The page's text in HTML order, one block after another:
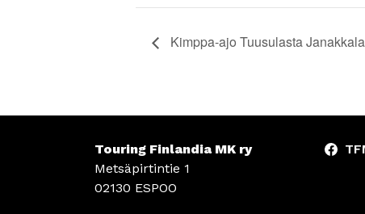
Kimppa-ajo Tuusulasta
Touring Finlandia MK ry
Metsäpirtintie 1
02130 ESPOO